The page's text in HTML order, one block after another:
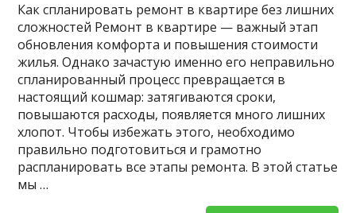
Как спланировать ремонт в квартире без лишних
сложностей Ремонт в квартире — важный этап
обновления комфорта и повышения стоимости
жилья. Однако зачастую именно его неправильно
спланированный процесс превращается в
настоящий кошмар: затягиваются сроки,
повышаются расходы, появляется много лишних
хлопот. Чтобы избежать этого, необходимо
правильно подготовиться и грамотно
распланировать все этапы ремонта. В этой статье
мы …